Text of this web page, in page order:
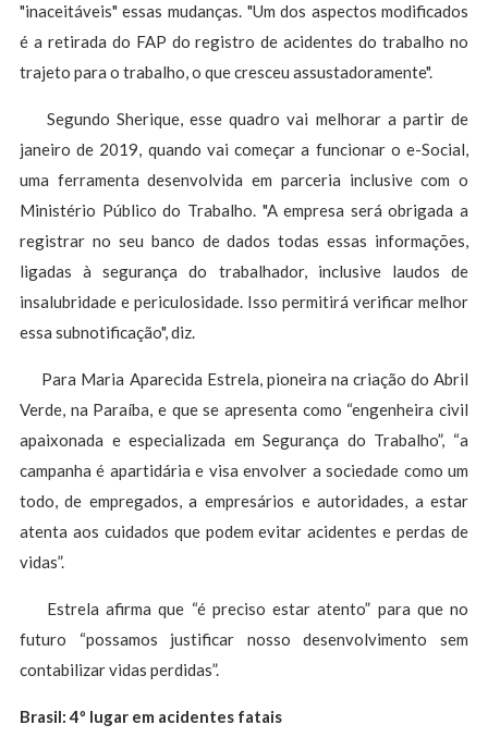
"inaceitáveis" essas mudanças. "Um dos aspectos modificados
é a retirada do FAP do registro de acidentes do trabalho no
trajeto para o trabalho, o que cresceu assustadoramente".
Segundo Sherique, esse quadro vai melhorar a partir de
janeiro de 2019, quando vai começar a funcionar o e-Social,
uma ferramenta desenvolvida em parceria inclusive com o
Ministério Público do Trabalho. "A empresa será obrigada a
registrar no seu banco de dados todas essas informações,
ligadas à segurança do trabalhador, inclusive laudos de
insalubridade e periculosidade. Isso permitirá verificar melhor
essa subnotificação", diz.
Para Maria Aparecida Estrela, pioneira na criação do Abril
Verde, na Paraíba, e que se apresenta como “engenheira civil
apaixonada e especializada em Segurança do Trabalho”, “a
campanha é apartidária e visa envolver a sociedade como um
todo, de empregados, a empresários e autoridades, a estar
atenta aos cuidados que podem evitar acidentes e perdas de
vidas”.
Estrela afirma que “é preciso estar atento” para que no
futuro “possamos justificar nosso desenvolvimento sem
contabilizar vidas perdidas”.
Brasil: 4º lugar em acidentes fatais